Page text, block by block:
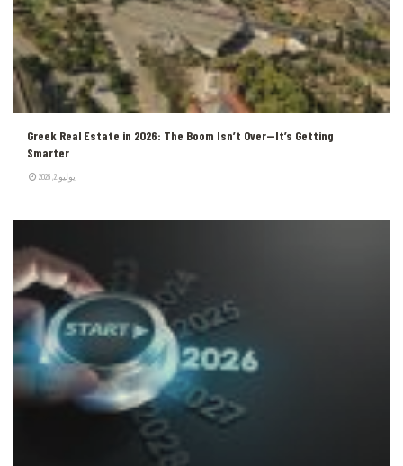
Greek Real Estate in 2026: The Boom Isn’t Over—It’s Getting
Smarter
يوليو 2, 2026